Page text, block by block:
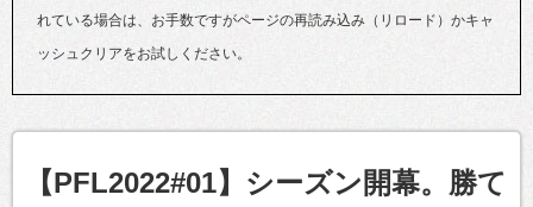
れている場合は、お手数ですがページの再読み込み（リロード）かキャ
ッシュクリアをお試しください。
【PFL2022#01】シーズン開幕。勝て